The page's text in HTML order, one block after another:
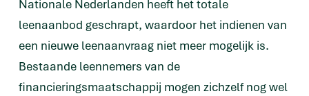
Nationale Nederlanden heeft het totale
leenaanbod geschrapt, waardoor het indienen van
een nieuwe leenaanvraag niet meer mogelijk is.
Bestaande leennemers van de
financieringsmaatschappij mogen zichzelf nog wel